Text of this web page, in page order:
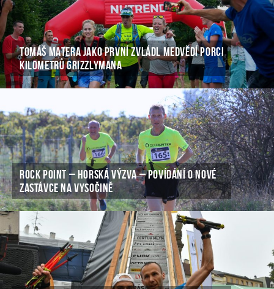
TOMÁŠ MATERA JAKO PRVNÍ ZVLÁDL MEDVĚDÍ PORCI
KILOMETRŮ GRIZZLYMANA
ROCK POINT – HORSKÁ VÝZVA – POVÍDÁNÍ O NOVÉ
ZASTÁVCE NA VYSOČINĚ